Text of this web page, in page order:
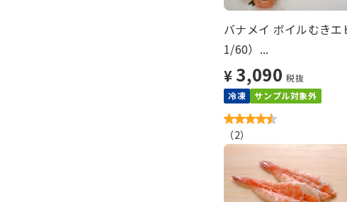
バナメイ ボイルむきエ
1/60）...
¥ 3,090 税抜
冷凍
サンプル対象外
（2）